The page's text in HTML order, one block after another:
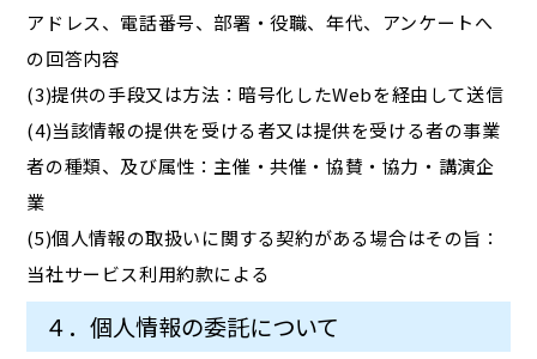
アドレス、電話番号、部署・役職、年代、アンケートへ
の回答内容
(3)提供の手段又は方法：暗号化したWebを経由して送信
(4)当該情報の提供を受ける者又は提供を受ける者の事業
者の種類、及び属性：主催・共催・協賛・協力・講演企
業
(5)個人情報の取扱いに関する契約がある場合はその旨：
当社サービス利用約款による
４．個人情報の委託について